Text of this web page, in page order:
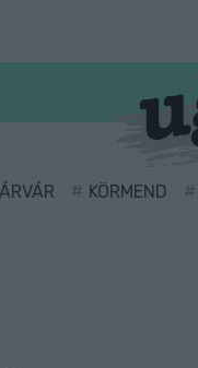
KÖRMEND